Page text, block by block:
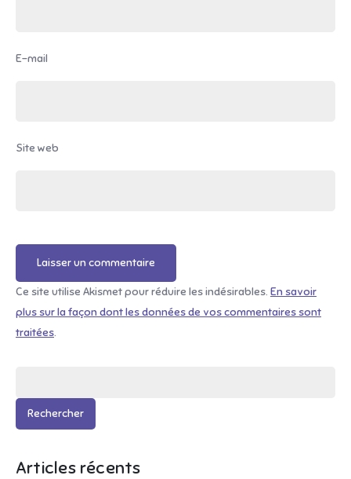
E-mail
Site web
Ce site utilise Akismet pour réduire les indésirables. En savoir
plus sur la façon dont les données de vos commentaires sont
traitées.
Articles récents